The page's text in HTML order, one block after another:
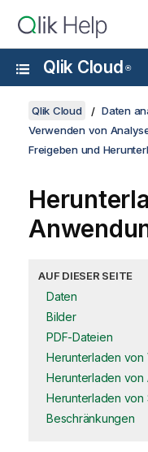
Qlik Cloud ®
Qlik Cloud
Daten
Verwenden von
Freigeben und
AUF DIESER SEITE
Daten
Bilder
PDF-Dateien
Herunterladen von
Herunterladen von
Herunterladen von
Beschränkungen